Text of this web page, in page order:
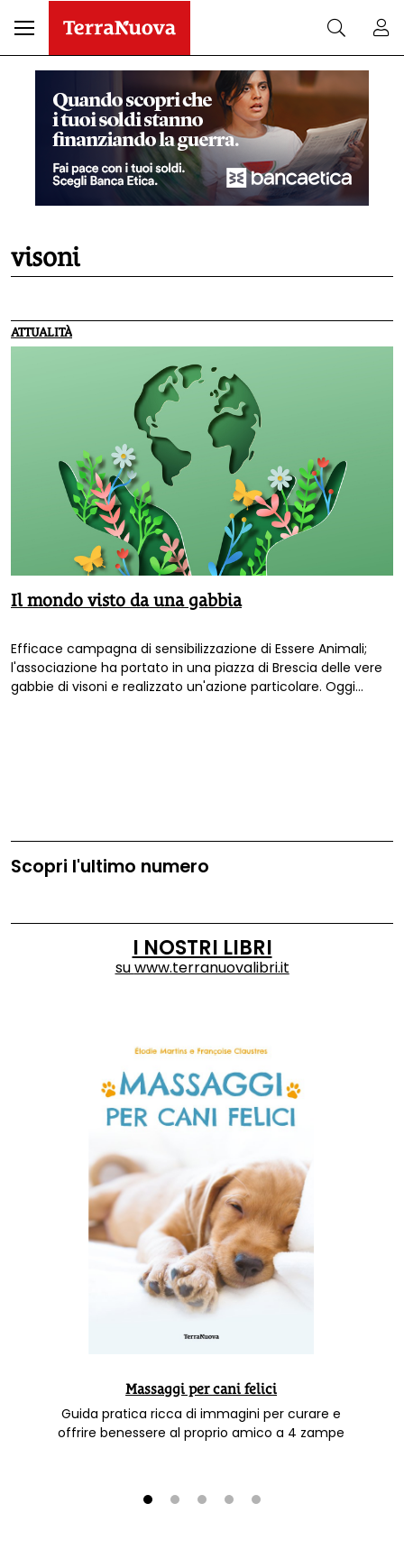
visoni
ATTUALITÀ
Il mondo visto da una gabbia
Efficace campagna di sensibilizzazione di Essere Animali;
l'associazione ha portato in una piazza di Brescia delle vere
gabbie di visoni e realizzato un'azione particolare. Oggi
Scopri l'ultimo numero
I NOSTRI LIBRI
suwww.terranuovalibri.it
Massaggi per cani felici
Guida pratica ricca di immagini per curare e
offrire benessere al proprio amico a 4 zampe